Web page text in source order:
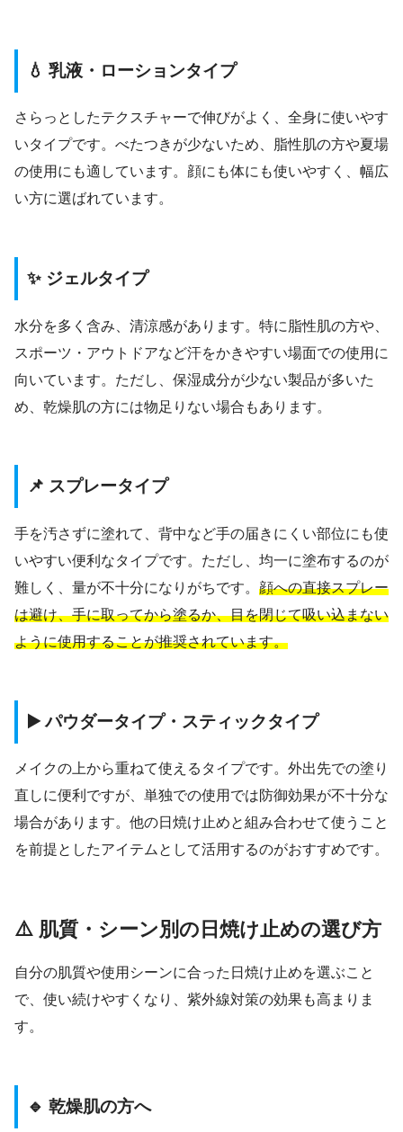
💧 乳液・ローションタイプ
さらっとしたテクスチャーで伸びがよく、全身に使いやす
いタイプです。べたつきが少ないため、脂性肌の方や夏場
の使用にも適しています。顔にも体にも使いやすく、幅広
い方に選ばれています。
✨ ジェルタイプ
水分を多く含み、清涼感があります。特に脂性肌の方や、
スポーツ・アウトドアなど汗をかきやすい場面での使用に
向いています。ただし、保湿成分が少ない製品が多いた
め、乾燥肌の方には物足りない場合もあります。
📌 スプレータイプ
手を汚さずに塗れて、背中など手の届きにくい部位にも使
いやすい便利なタイプです。ただし、均一に塗布するのが
難しく、量が不十分になりがちです。 顔への直接スプレー
は避け、手に取ってから塗るか、目を閉じて吸い込まない
ように使用することが推奨されています。
▶️ パウダータイプ・スティックタイプ
メイクの上から重ねて使えるタイプです。外出先での塗り
直しに便利ですが、単独での使用では防御効果が不十分な
場合があります。他の日焼け止めと組み合わせて使うこと
を前提としたアイテムとして活用するのがおすすめです。
⚠️ 肌質・シーン別の日焼け止めの選び方
自分の肌質や使用シーンに合った日焼け止めを選ぶこと
で、使い続けやすくなり、紫外線対策の効果も高まりま
す。
🔹 乾燥肌の方へ